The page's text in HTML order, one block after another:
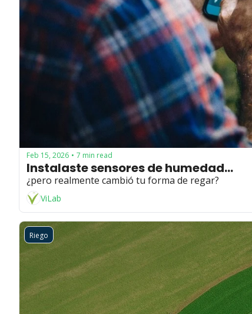
Feb 15, 2026 • 7 min read
¿pero realmente cambió tu forma de regar?
ViLab
Riego